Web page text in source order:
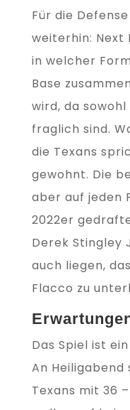
Für die
weiterhin: Next
in welcher
Base
wird, da
fraglich sind.
die Texans
gewohnt. Die
aber auf jeden
2022er
Derek Stingley
auch liegen,
Flacco zu
Das Spiel ist
An Heiligabend
Texans mit 36